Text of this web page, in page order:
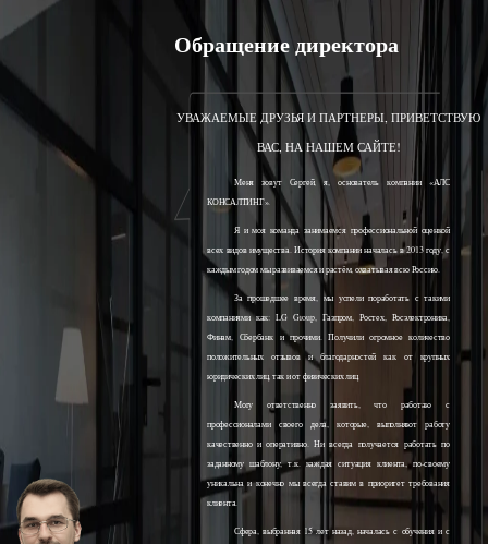
Обращение директора
УВАЖАЕМЫЕ ДРУЗЬЯ И ПАРТНЕРЫ, ПРИВЕТСТВУЮ
ВАС, НА НАШЕМ САЙТЕ!
Меня зовут Сергей, я, основатель компании «АЛС
КОНСАЛТИНГ».
Я и моя команда занимаемся профессиональной оценкой
всех видов имущества. История компании началась в 2013 году, с
каждым годом мы развиваемся и растём, охватывая всю Россию.
За прошедшее время, мы успели поработать с такими
компаниями как: LG Group, Газпром, Ростех, Росэлектроника,
Финам, Сбербанк и прочими. Получили огромное количество
положительных отзывов и благодарностей как от крупных
юридических лиц, так и от физических лиц.
Могу ответственно заявить, что работаю с
профессионалами своего дела, которые, выполняют работу
качественно и оперативно. Ни всегда получается работать по
заданному шаблону, т.к. каждая ситуация клиента, по-своему
уникальна и конечно мы всегда ставим в приоритет требования
клиента.
Сфера, выбранная 15 лет назад, началась с обучения и с